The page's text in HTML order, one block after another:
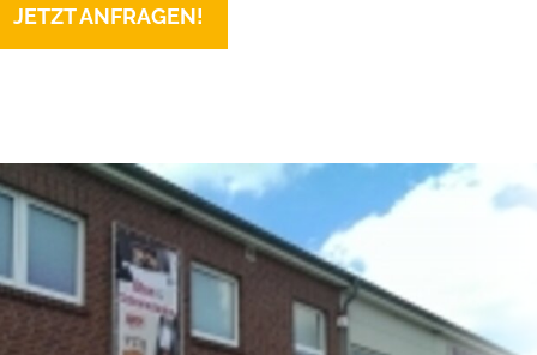
JETZT ANFRAGEN!